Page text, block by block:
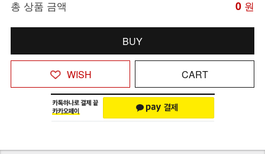
총 상품 금액 0 원
BUY
WISH CART